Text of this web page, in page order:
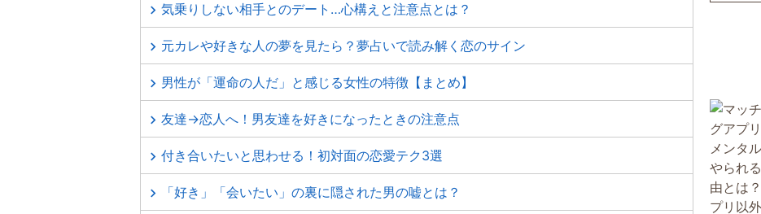
気乗りしない相手とのデート…心構えと注意点とは？
元カレや好きな人の夢を見たら？夢占いで読み解く恋のサイン
男性が「運命の人だ」と感じる女性の特徴【まとめ】
友達→恋人へ！男友達を好きになったときの注意点
付き合いたいと思わせる！初対面の恋愛テク3選
「好き」「会いたい」の裏に隠された男の嘘とは？